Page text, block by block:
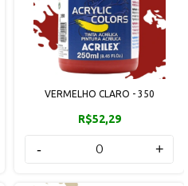
VERMELHO CLARO - 350
R$52,29
- +